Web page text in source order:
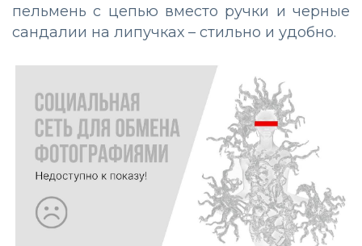
пельмень с цепью вместо ручки и черные
сандалии на липучках – стильно и удобно.